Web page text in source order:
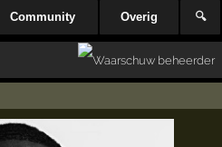
Community Overig 🔍